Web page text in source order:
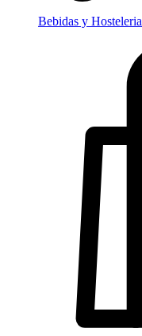
Bebidas y Hosteleria